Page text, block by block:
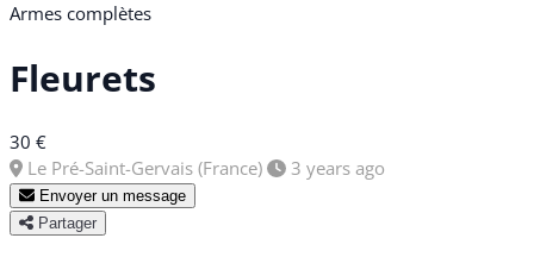
Armes complètes
Fleurets
30 €
Le Pré-Saint-Gervais (France)
3 years ago
Envoyer un message
Partager